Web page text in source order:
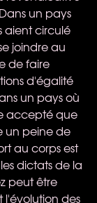
un pays
aient circulé
joindre au
de faire
d'égalité
un pays où
accepté que
un peine de
au corps est
dictats de la
peut être
l'évolution des